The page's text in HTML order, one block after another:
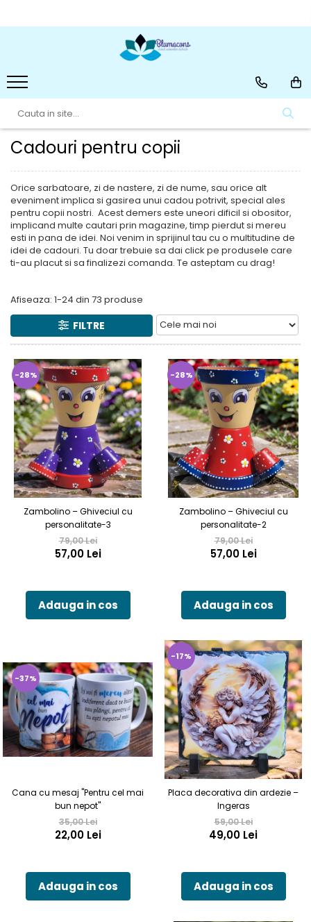
Bijuterii din pietre
semipretioase
Cadouri pentru barbati
Cadouri pentru copii
Cadouri pentru femei
Parfumuri femei/barbati
Decoratiuni din ceramica si
sticla
Ghivece&Accesorii gradina
Lumanari
decorative/parfumate
Cadouri personalizate
Agende Personalizate
Cadou profesori&Absolvire
Cani personalizate
Cutii personalizate
Magneti Personalizati
Placi Ardezie Personalizate
Placi de ardezie personalizate
cu nume
Suport Lumanare
Tablouri personalizate
Cadouri pentru copii
Orice sarbatoare, zi de nastere, zi de nume, sau orice alt
eveniment implica si gasirea unui cadou potrivit, special ales
pentru copii nostri. Acest demers este uneori dificil si obositor,
implicand multe cautari prin magazine, timp pierdut si mereu
esti in pana de idei. Noi venim in sprijinul tau cu o multitudine de
idei de cadouri. Tu doar trebuie sa dai click pe produsele care
ti-au placut si sa finalizezi comanda. Te asteptam cu drag!
Afiseaza: 1-24 din 73 produse
FILTRE
-28%
Zambolino – Ghiveciul cu
personalitate-3
79,00 Lei
57,00 Lei
Adauga in cos
-28%
Zambolino – Ghiveciul cu
personalitate-2
79,00 Lei
57,00 Lei
Adauga in cos
-37%
Cana cu mesaj "Pentru cel mai
bun nepot"
35,00 Lei
22,00 Lei
Adauga in cos
-17%
Placa decorativa din ardezie –
Ingeras
59,00 Lei
49,00 Lei
Adauga in cos